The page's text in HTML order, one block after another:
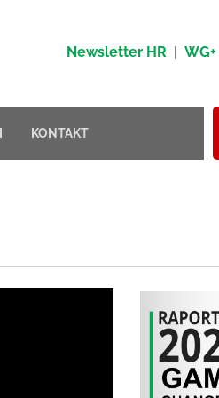
Newsletter HR | WG+
KONTAKT